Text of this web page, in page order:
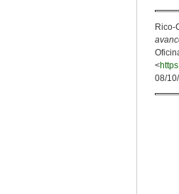
Rico-
<
08/